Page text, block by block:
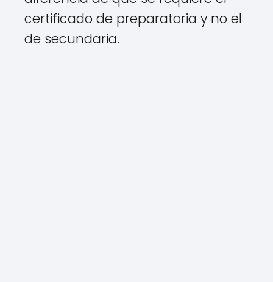
certificado de preparatoria y no el
de secundaria.